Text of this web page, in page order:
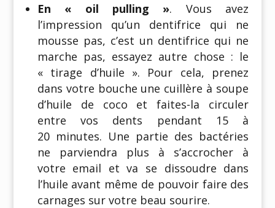
En « oil pulling ». Vous avez
l’impression qu’un dentifrice qui ne
mousse pas, c’est un dentifrice qui ne
marche pas, essayez autre chose : le
« tirage d’huile ». Pour cela, prenez
dans votre bouche une cuillère à soupe
d’huile de coco et faites-la circuler
entre vos dents pendant 15 à
20 minutes. Une partie des bactéries
ne parviendra plus à s’accrocher à
votre email et va se dissoudre dans
l’huile avant même de pouvoir faire des
carnages sur votre beau sourire.